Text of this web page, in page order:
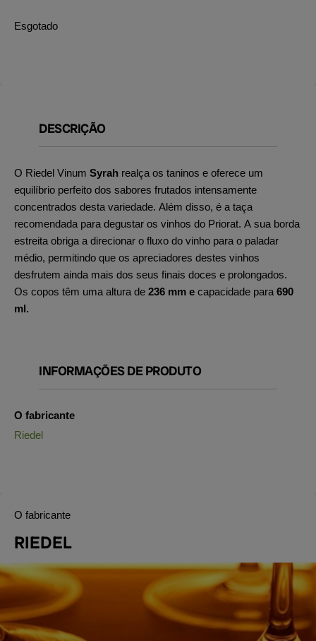
Esgotado
DESCRIÇÃO
O Riedel Vinum Syrah realça os taninos e oferece um
equilíbrio perfeito dos sabores frutados intensamente
concentrados desta variedade. Além disso, é a taça
recomendada para degustar os vinhos do Priorat. A sua borda
estreita obriga a direcionar o fluxo do vinho para o paladar
médio, permitindo que os apreciadores destes vinhos
desfrutem ainda mais dos seus finais doces e prolongados.
Os copos têm uma altura de 236 mm e capacidade para 690
ml.
INFORMAÇÕES DE PRODUTO
O fabricante
Riedel
O fabricante
RIEDEL